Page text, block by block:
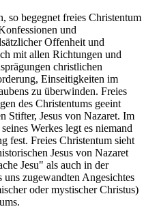
so begegnet freies Christentum
und
Offenheit und
mit allen Richtungen und
christlichen
Einseitigkeiten im
zu überwinden. Freies
des Christentums geeint
Stifter, Jesus von Nazaret. Im
Werkes legt es niemand
fest. Freies Christentum sieht
Jesus von Nazaret
Jesu" als auch in der
uns zugewandten Angesichtes
oder mystischer Christus)